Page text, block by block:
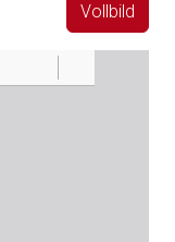
Vollbild